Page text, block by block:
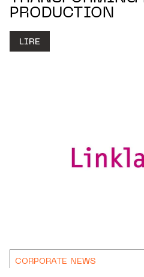
PRODUCTION
LIRE
CORPORATE NEWS